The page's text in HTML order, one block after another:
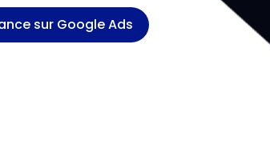
sur Google Ads